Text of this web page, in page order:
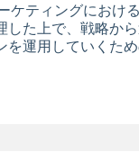
ケティングにおけ
した上で、戦略か
を運用していくた